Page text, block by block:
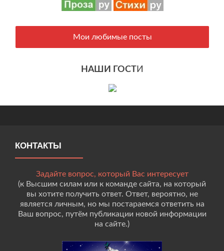
Мои любимые посты
НАШИ ГОСТИ
КОНТАКТЫ
Задайте вопрос, который Вас интересует
(к Высшим силам или к команде сайта, на который
вы хотите получить ответ. Ответ, вероятно, не
является личным, но мы постараемся ответить на
Ваш вопрос, путём публикации новой информации
на сайте.)